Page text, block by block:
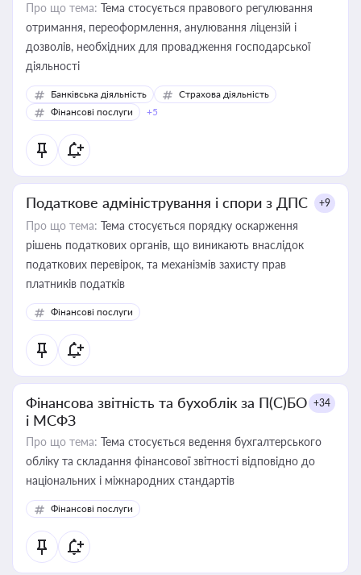
Про що тема: Тема стосується правового регулювання
отримання, переоформлення, анулювання ліцензій і
дозволів, необхідних для провадження господарської
діяльності
Банківська діяльність
Страхова діяльність
Фінансові послуги
+5
Податкове адміністрування і спори з ДПС +9
Про що тема: Тема стосується порядку оскарження
рішень податкових органів, що виникають внаслідок
податкових перевірок, та механізмів захисту прав
платників податків
Фінансові послуги
Фінансова звітність та бухоблік за П(С)БО
і МСФЗ
+34
Про що тема: Тема стосується ведення бухгалтерського
обліку та складання фінансової звітності відповідно до
національних і міжнародних стандартів
Фінансові послуги